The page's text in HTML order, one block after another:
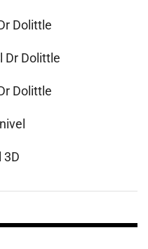
Dolittle
Dr Dolittle
Dolittle
3D